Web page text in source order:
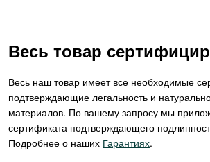
Весь товар
Весь наш товар имеет все необходимые
подтверждающие легальность и
материалов. По вашему запросу мы
сертификата подтверждающего
Подробнее о наших Гарантиях.